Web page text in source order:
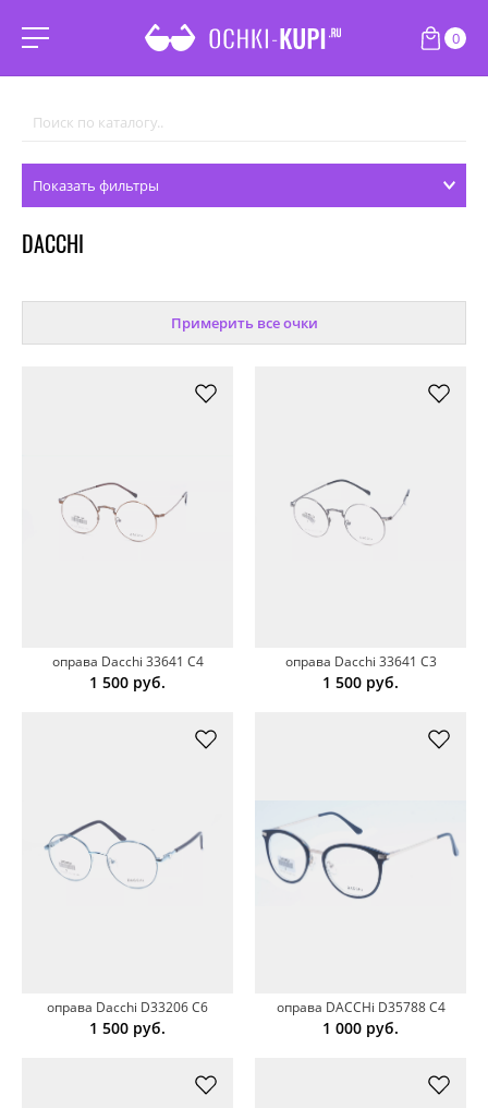
0
Показать фильтры
DACCHI
Примерить все очки
оправа Dacchi 33641 C4
1 500 руб.
оправа Dacchi 33641 C3
1 500 руб.
оправа Dacchi D33206 С6
1 500 руб.
оправа DACCHi D35788 C4
1 000 руб.